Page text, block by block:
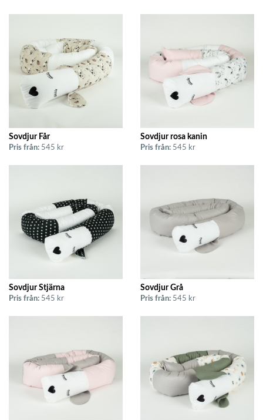
Sovdjur Får
Pris från: 545 kr
Sovdjur rosa kanin
Pris från: 545 kr
Sovdjur Stjärna
Pris från: 545 kr
Sovdjur Grå
Pris från: 545 kr